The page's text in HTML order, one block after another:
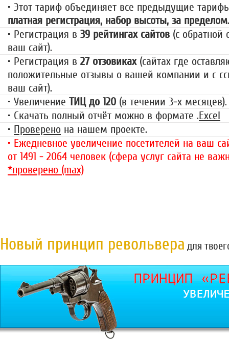
• Этот тариф объединяет все предыдущие
платная регистрация, набор высоты, за пределом.
• Регистрация в 39 рейтингах сайтов (с обратной
ваш сайт).
• Регистрация в 27 отзовиках(сайтах где
положительные отзывы о вашей компании и с
ваш сайт).
• Увеличение ТИЦ до 120 (в течении 3-х месяцев).
• Скачать полный отчёт можно в формате .Excel
• Проверено на нашем проекте.
• Ежедневное увеличение посетителей на ваш
от 1491 - 2064 человек (сфера услуг сайта не
*проверено (max)
Новый принцип револьвера для